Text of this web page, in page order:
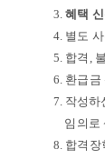
3. 혜택
4. 별도
5. 합격 ,
6. 환급금
7. 작성하
임의로
8. 합격장